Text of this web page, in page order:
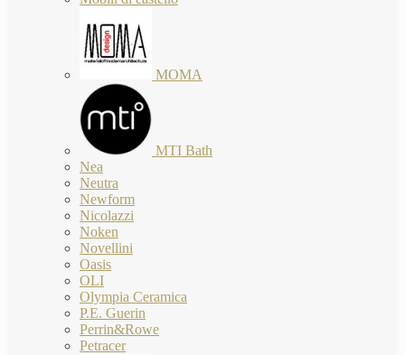
MOMA
MTI Bath
Nea
Neutra
Newform
Nicolazzi
Noken
Novellini
Oasis
OLI
Olympia Ceramica
P.E. Guerin
Perrin&Rowe
Petracer